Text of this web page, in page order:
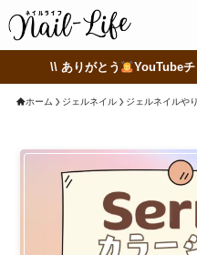
\\ ありがとう YouTube
ホーム ジェルネイル ジェルネイルや